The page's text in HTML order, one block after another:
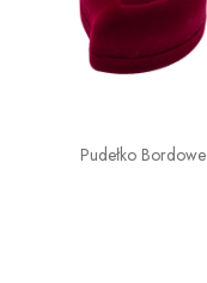
Pudełko Bordowe